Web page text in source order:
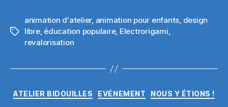
Étiquettes
animation d'atelier, animation pour enfants, design
libre, éducation populaire, Electrorigami,
revalorisation
Catégories
ATELIER BIDOUILLES EVÉNEMENT NOUS Y ÉTIONS !